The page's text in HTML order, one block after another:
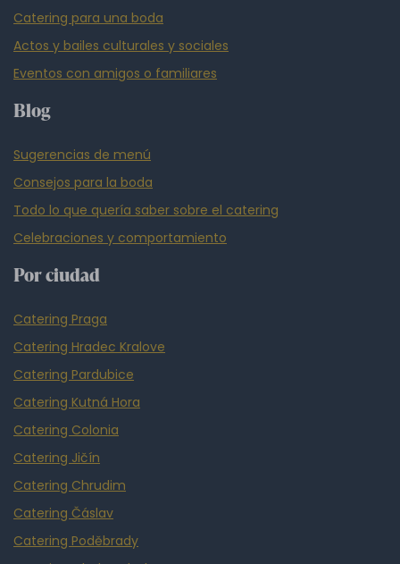
Catering para una boda
Actos y bailes culturales y sociales
Eventos con amigos o familiares
Blog
Sugerencias de menú
Consejos para la boda
Todo lo que quería saber sobre el catering
Celebraciones y comportamiento
Por ciudad
Catering Praga
Catering Hradec Kralove
Catering Pardubice
Catering Kutná Hora
Catering Colonia
Catering Jičín
Catering Chrudim
Catering Čáslav
Catering Poděbrady